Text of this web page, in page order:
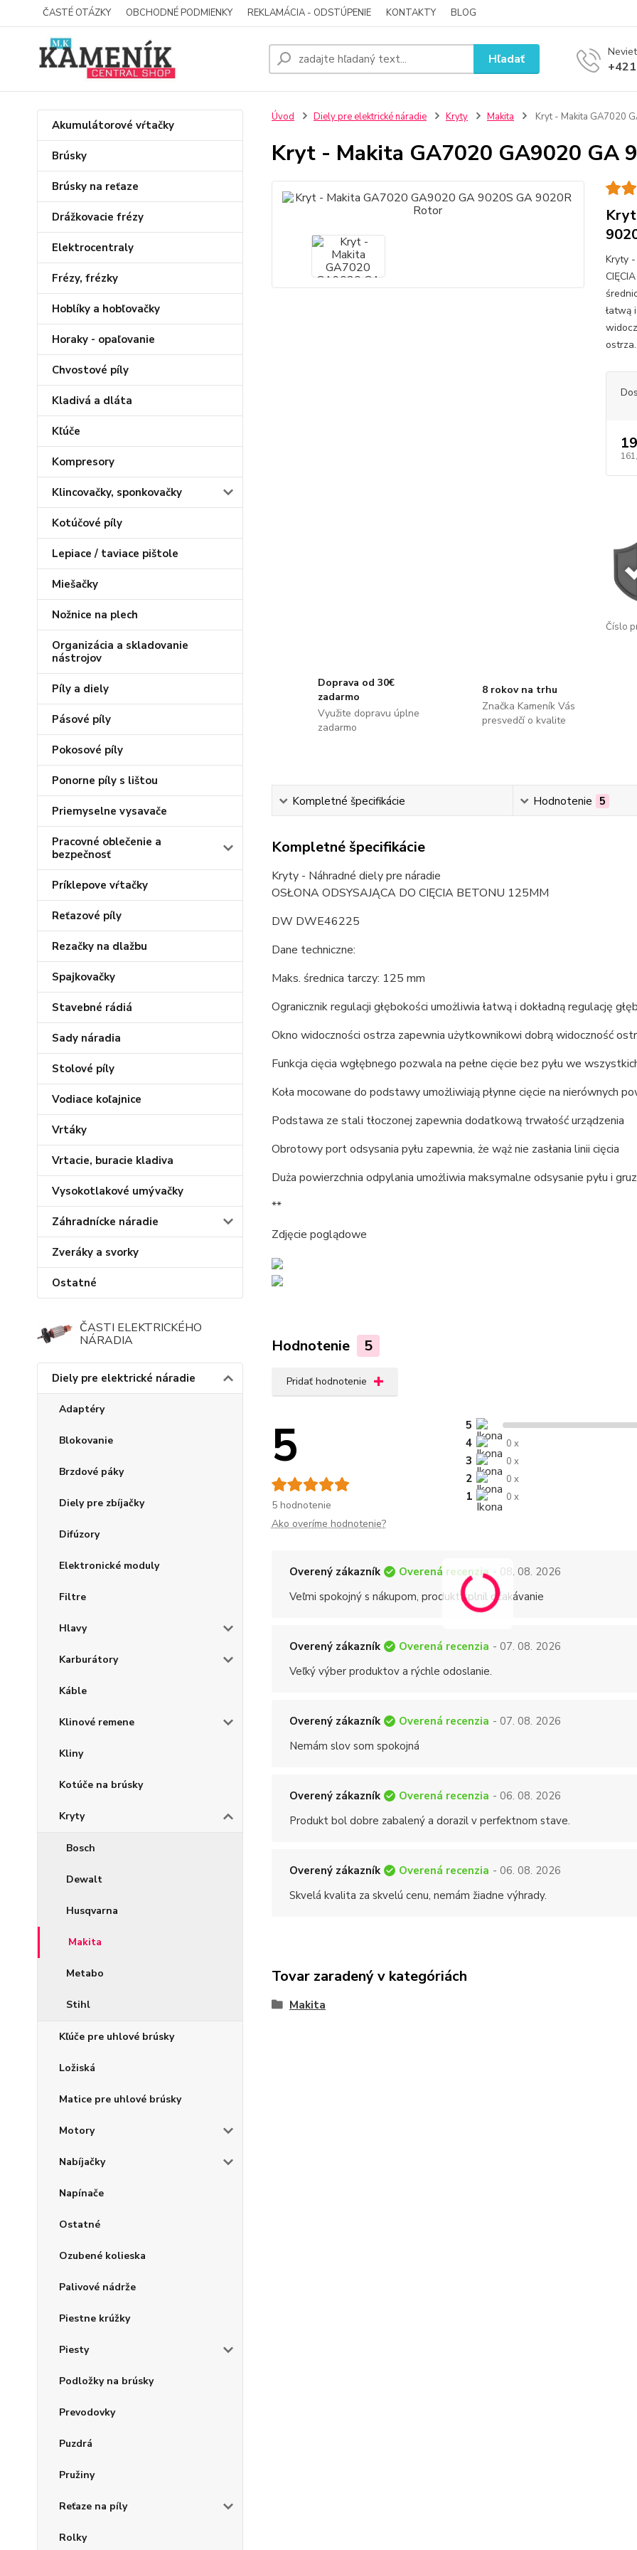
ČASTÉ OTÁZKY OBCHODNÉ PODMIENKY REKLAMÁCIA - ODSTÚPENIE KONTAKTY BLOG
Hľadať
Akumulátorové vŕtačky
Brúsky
Brúsky na reťaze
Drážkovacie frézy
Elektrocentraly
Frézy, frézky
Hoblíky a hobľovačky
Horaky - opaľovanie
Chvostové píly
Kladivá a dláta
Kľúče
Kompresory
Klincovačky, sponkovačky
Kotúčové píly
Lepiace / taviace pištole
Miešačky
Nožnice na plech
Organizácia a skladovanie
nástrojov
Píly a diely
Pásové píly
Pokosové píly
Ponorne píly s lištou
Priemyselne vysavače
Pracovné oblečenie a
bezpečnosť
Príklepove vŕtačky
Reťazové píly
Rezačky na dlažbu
Spajkovačky
Stavebné rádiá
Sady náradia
Stolové píly
Vodiace koľajnice
Vrtáky
Vrtacie, buracie kladiva
Vysokotlakové umývačky
Záhradnícke náradie
Zveráky a svorky
Ostatné
ČASTI ELEKTRICKÉHO
NÁRADIA
Diely pre elektrické náradie
Adaptéry
Blokovanie
Brzdové páky
Diely pre zbíjačky
Difúzory
Elektronické moduly
Filtre
Hlavy
Karburátory
Káble
Klinové remene
Kliny
Kotúče na brúsky
Kryty
Bosch
Dewalt
Husqvarna
Makita
Metabo
Stihl
Kľúče pre uhlové brúsky
Ložiská
Matice pre uhlové brúsky
Motory
Nabíjačky
Napínače
Ostatné
Ozubené kolieska
Palivové nádrže
Piestne krúžky
Piesty
Podložky na brúsky
Prevodovky
Puzdrá
Pružiny
Reťaze na píly
Rolky
Úvod Diely pre elektrické náradie Kryty Makita Kryt - Makita GA7020
Kryt - Makita GA7020 GA9020 GA
Kryty
łatwą
Číslo
Doprava od 30€
zadarmo
Využite dopravu úplne
zadarmo
8 rokov na trhu
Značka Kameník Vás
presvedčí o kvalite
Kompletné špecifikácie Hodnotenie 5
Kompletné špecifikácie
Kryty - Náhradné diely pre náradie
OSŁONA ODSYSAJĄCA DO CIĘCIA BETONU 125MM
DW DWE46225
Dane techniczne:
Maks. średnica tarczy: 125 mm
Ogranicznik regulacji głębokości umożliwia łatwą i dokładną regulację
Okno widoczności ostrza zapewnia użytkownikowi dobrą widoczność
Funkcja cięcia wgłębnego pozwala na pełne cięcie bez pyłu we
Koła mocowane do podstawy umożliwiają płynne cięcie na nierównych
Podstawa ze stali tłoczonej zapewnia dodatkową trwałość urządzenia
Obrotowy port odsysania pyłu zapewnia, że wąż nie zasłania linii cięcia
Duża powierzchnia odpylania umożliwia maksymalne odsysanie pyłu i
**
Zdjęcie poglądowe
Hodnotenie 5
Pridať hodnotenie
5
5 hodnotenie
5
4
0 x
3 0 x
2 0 x
1 0 x
Ako overíme hodnotenie?
Overený zákazník Overená recenzia - 08. 08. 2026
Veľmi spokojný s nákupom, produkt splnil očakávanie
Overený zákazník Overená recenzia - 07. 08. 2026
Veľký výber produktov a rýchle odoslanie.
Overený zákazník Overená recenzia - 07. 08. 2026
Nemám slov som spokojná
Overený zákazník Overená recenzia - 06. 08. 2026
Produkt bol dobre zabalený a dorazil v perfektnom stave.
Overený zákazník Overená recenzia - 06. 08. 2026
Skvelá kvalita za skvelú cenu, nemám žiadne výhrady.
Tovar zaradený v kategóriách
Makita